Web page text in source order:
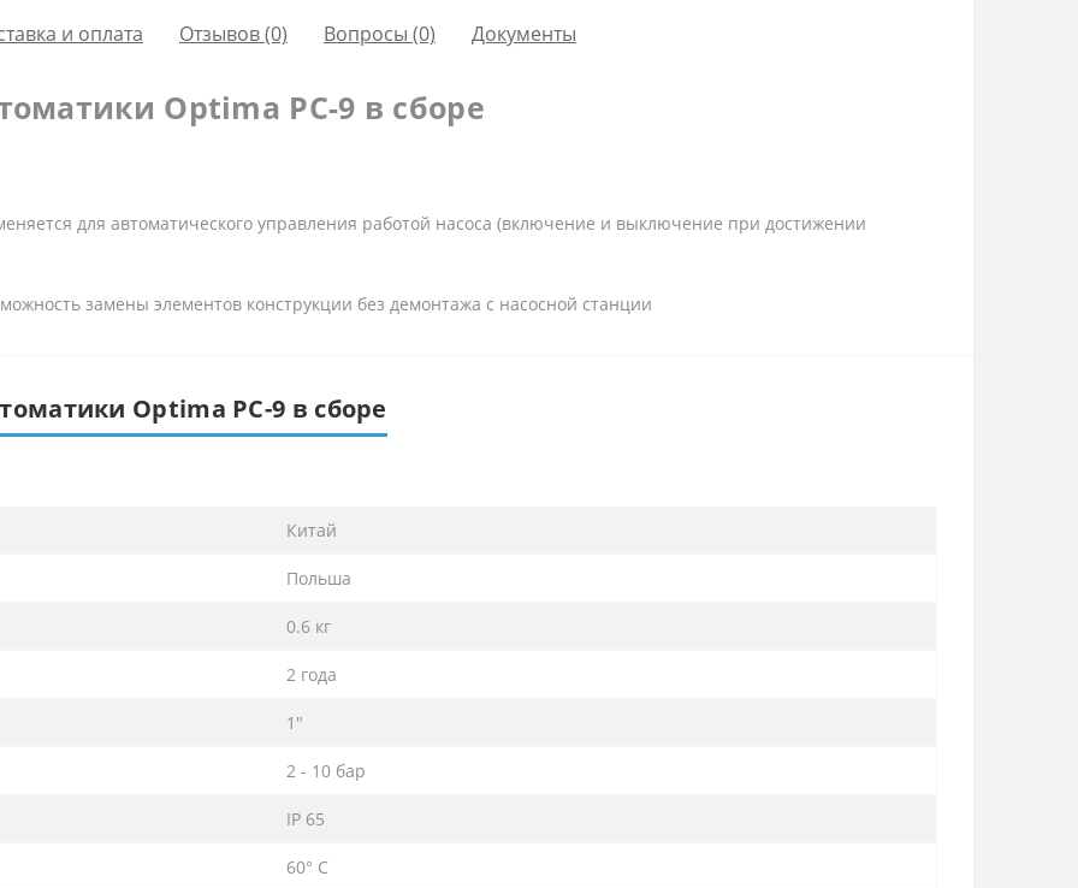
и оплата Отзывов (0) Вопросы (0) Документы
Optima PC-9 в сборе
для автоматического управления работой насоса (включение и выключение при достижении
замены элементов конструкции без демонтажа с насосной станции
Optima PC-9 в сборе
Китай
Польша
0.6 кг
2 года
1"
2 - 10 бар
IP 65
60° С